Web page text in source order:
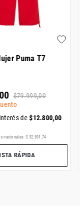
Puma T7
00 $79.999,00
de$12.800,00
nacionales: $ 52.891 ,74
RÁPIDA